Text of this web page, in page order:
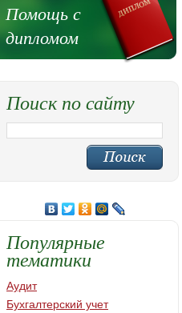
Помощь с
дипломом
Поиск по сайту
Популярные
тематики
Аудит
Бухгалтерский учет